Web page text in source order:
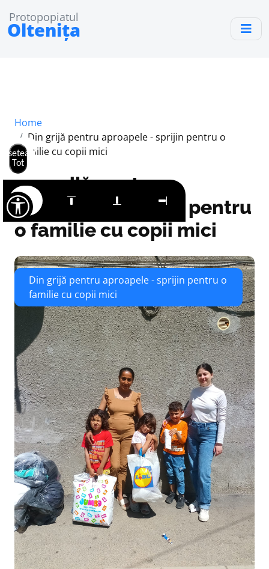
Protopopiatul
Oltenița
Home
Din grijă pentru aproapele - sprijin pentru o
familie cu copii mici
Din grijă pentru
aproapele - sprijin pentru
o familie cu copii mici
Din grijă pentru aproapele - sprijin pentru o
familie cu copii mici
Tot